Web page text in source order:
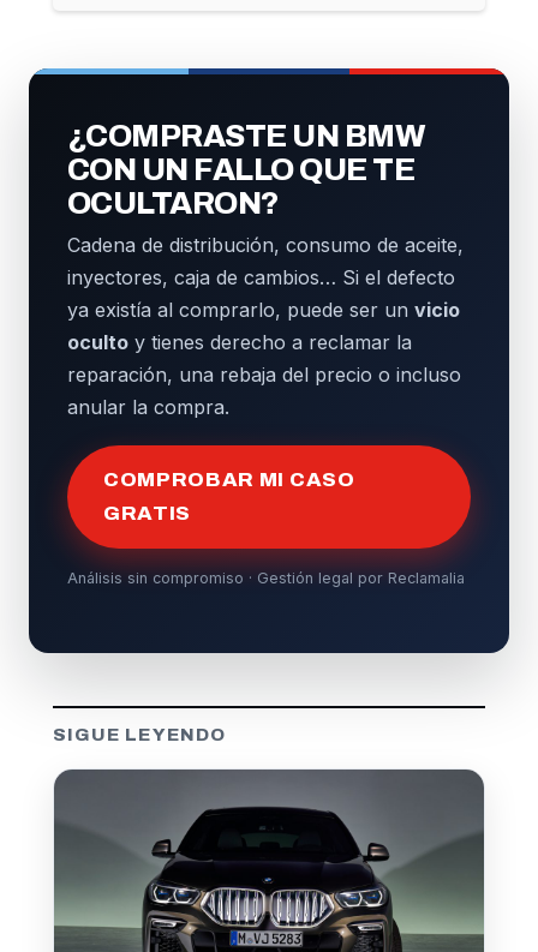
¿COMPRASTE UN BMW
CON UN FALLO QUE TE
OCULTARON?
Cadena de distribución, consumo de aceite,
inyectores, caja de cambios… Si el defecto
ya existía al comprarlo, puede ser un vicio
oculto y tienes derecho a reclamar la
reparación, una rebaja del precio o incluso
anular la compra.
COMPROBAR MI CASO
GRATIS
Análisis sin compromiso · Gestión legal por Reclamalia
SIGUE LEYENDO